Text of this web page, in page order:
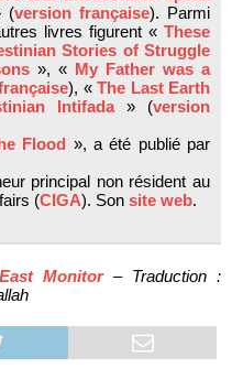
(version française). Parmi
livres figurent « These
Stories of Struggle
», « My Father was a
), « The Last Earth
Intifada» (version
Flood », a été publié par
principal non résident au
(CIGA). Son site web.
Monitor– Traduction :